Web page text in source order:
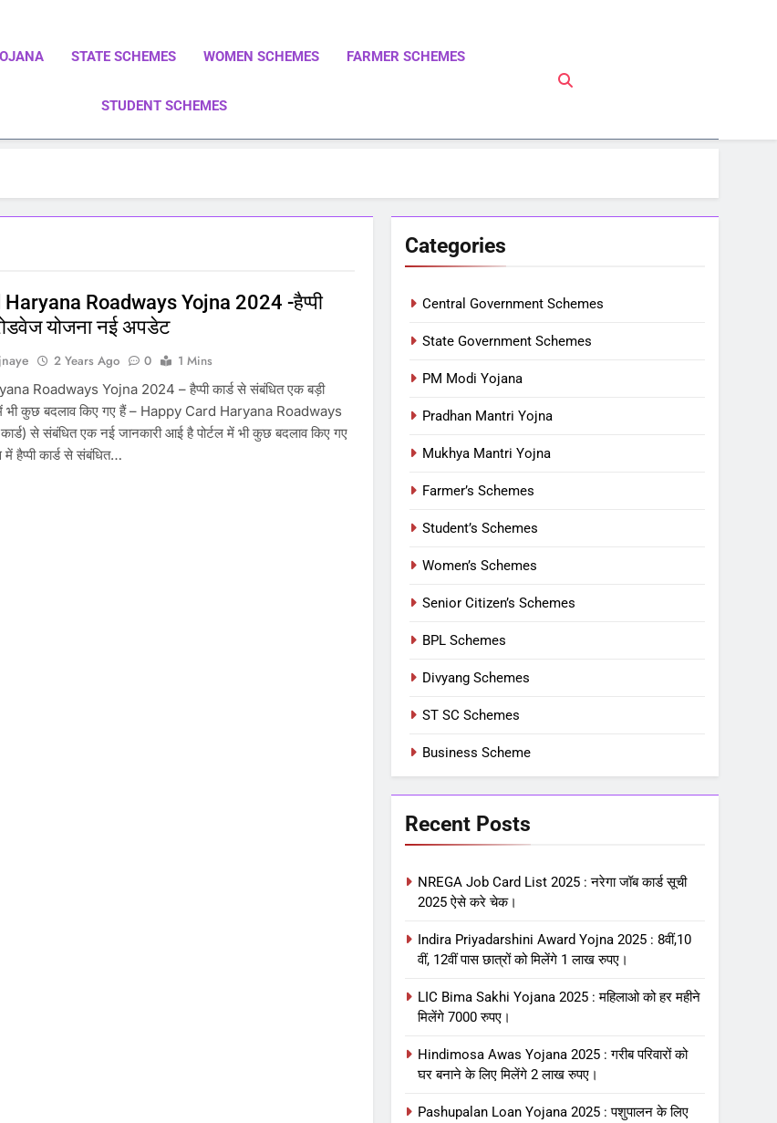
Government Schemes | State Government Schemes | PM Modi Yojna | Pradhanmantri Yojna | PM Modi
STATE SCHEMES WOMEN SCHEMES FARMER SCHEMES
STUDENT SCHEMES
Roadways Yojna 2024 -हैप्पी
रोडवेज योजना नई अपडेट
2 Years Ago 0
1 Mins
Roadways Yojna 2024 – हैप्पी कार्ड से संबंधित एक बड़ी
भी कुछ बदलाव किए गए हैं – Happy Card Haryana Roadways
से संबंधित एक नई जानकारी आई है पोर्टल में भी कुछ बदलाव किए गए
हैप्पी कार्ड से संबंधित…
Categories
Central Government Schemes
State Government Schemes
PM Modi Yojana
Pradhan Mantri Yojna
Mukhya Mantri Yojna
Farmer’s Schemes
Student’s Schemes
Women’s Schemes
Senior Citizen’s Schemes
BPL Schemes
Divyang Schemes
ST SC Schemes
Business Scheme
Recent Posts
NREGA Job Card List 2025 : नरेगा जॉब कार्ड सूची
2025 ऐसे करे चेक।
Indira Priyadarshini Award Yojna 2025 : 8वीं,10
वीं, 12वीं पास छात्रों को मिलेंगे 1 लाख रुपए।
LIC Bima Sakhi Yojana 2025 : महिलाओ को हर महीने
मिलेंगे 7000 रुपए।
Hindimosa Awas Yojana 2025 : गरीब परिवारों को
घर बनाने के लिए मिलेंगे 2 लाख रुपए।
Pashupalan Loan Yojana 2025 : पशुपालन के लिए